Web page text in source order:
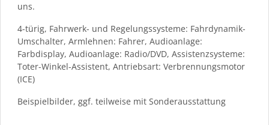
uns.
4-türig, Fahrwerk- und Regelungssysteme: Fahrdynamik-
Umschalter, Armlehnen: Fahrer, Audioanlage:
Farbdisplay, Audioanlage: Radio/DVD, Assistenzsysteme:
Toter-Winkel-Assistent, Antriebsart: Verbrennungsmotor
(ICE)
Beispielbilder, ggf. teilweise mit Sonderausstattung